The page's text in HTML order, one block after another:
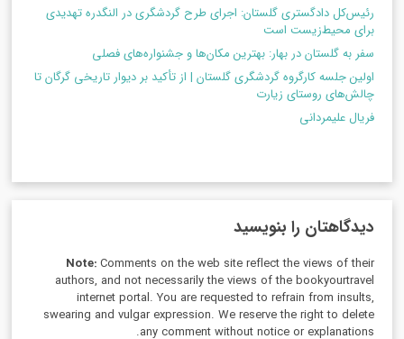
رئیس‌کل دادگستری گلستان: اجرای طرح گردشگری در النگدره تهدیدی
برای محیط‌زیست است
سفر به گلستان در بهار: بهترین مکان‌ها و جشنواره‌های فصلی
اولین جلسه کارگروه گردشگری گلستان | از تأکید بر دیوار تاریخی گرگان تا
چالش‌های روستای زیارت
فریال علیمردانی
دیدگاهتان را بنویسید
Note:Comments on the web site reflect the views of their
authors, and not necessarily the views of the bookyourtravel
internet portal. You are requested to refrain from insults,
swearing and vulgar expression. We reserve the right to delete
any comment without notice or explanations.